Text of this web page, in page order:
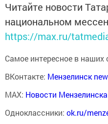
Читайте новости
национальном
https://max.ru/
Самое интересное в наших
ВКонтакте: Мензелинск
MAX: Новости
Одноклассники: ok.ru/